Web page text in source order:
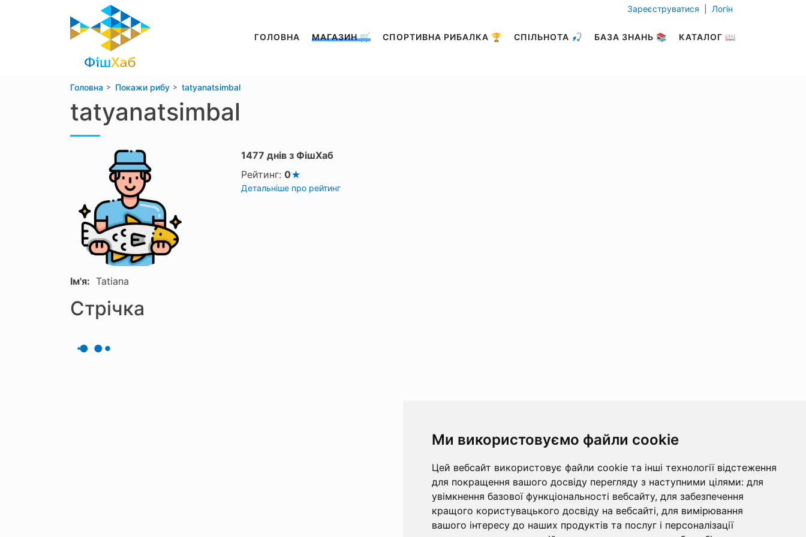
Ми використовуємо файли cookie
Цей вебсайт використовує файли cookie та інші технології відстеження
для покращення вашого досвіду перегляду з наступними цілями: для
увімкнення базової функціональності вебсайту, для забезпечення
кращого користувацького досвіду на вебсайті, для вимірювання
вашого інтересу до наших продуктів та послуг і персоналізації
ГОЛОВНА МАГАЗИН 🛒 СПОРТИВНА РИБАЛКА 🏆 СПІЛЬНОТА 🎣 БАЗА ЗНАНЬ 📚 КАТАЛОГ 📖
Зареєструватися Логін
Головна Покажи рибу tatyanatsimbal
tatyanatsimbal
1477 днів з ФішХаб
Рейтинг: 0
Детальніше про рейтинг
Ім'я: Tatiana
Стрічка